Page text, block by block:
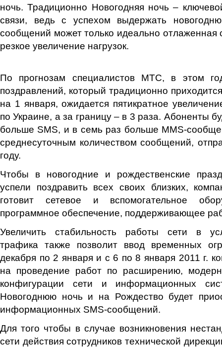
ночь. Традиционно Новогодняя ночь –
связи, ведь с успехом выдержать
сообщений может только идеально отлаженная
резкое увеличение нагрузок.
По прогнозам специалистов МТС, в этом
поздравлений, который традиционно
на 1 января, ожидается пятикратное
по Украине, а за границу – в 3 раза. Абоненты
больше SMS, и в семь раз больше MMS-
среднесуточным количеством сообщений,
году.
Чтобы в новогодние и рождественские
успели поздравить всех своих близких,
готовит сетевое и вспомогательное
программное обеспечение, поддерживающее
Увеличить стабильность работы сети в
трафика также позволит ввод временных
декабря по 2 января и с 6 по 8 января 2011 г.
на проведение работ по расширению,
конфигурации сети и информационных
Новогоднюю ночь и на Рождество будет
информационных SMS-сообщений.
Для того чтобы в случае возникновения
сети действия сотрудников технической